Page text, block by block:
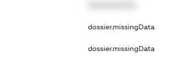
dossier.missingData
dossier.missingData